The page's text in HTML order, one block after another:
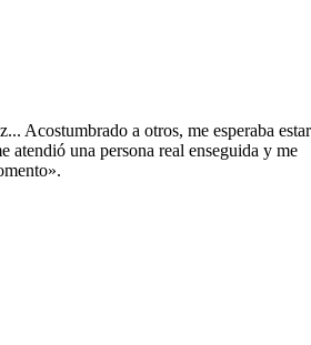
Acostumbrado a otros, me esperaba estar
atendió una persona real enseguida y me